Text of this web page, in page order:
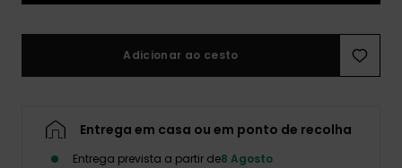
Adicionar ao cesto
Entrega em casa ou em ponto de recolha
Entrega prevista a partir de8 Agosto